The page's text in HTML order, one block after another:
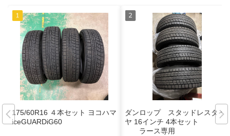
175/60R16 ４本セット ヨコハマ
iceGUARDiG60
ダンロップ スタッドレスタイ
ヤ 16インチ 4本セット
ラース専用